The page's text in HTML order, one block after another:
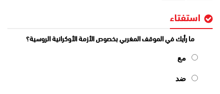
استفتاء
ما رأيك في الموقف المغربي بخصوص الأزمة الأوكرانية الروسية؟
مع
ضد